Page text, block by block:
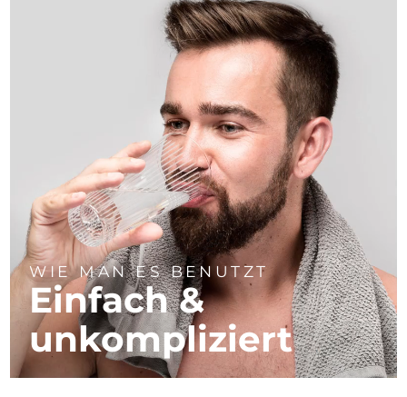
WIE MAN ES BENUTZT
Einfach &
unkompliziert